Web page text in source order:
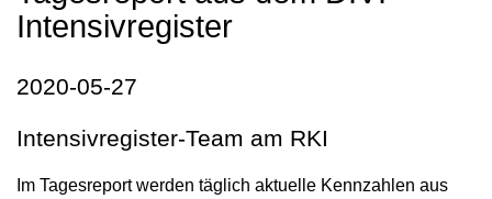
Intensivregister
2020-05-27
Intensivregister-Team am RKI
Im Tagesreport werden täglich aktuelle Kennzahlen aus